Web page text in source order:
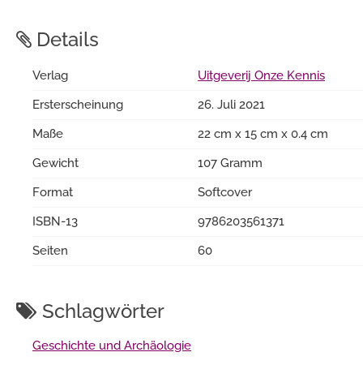
Details
Verlag
Uitgeverij Onze Kennis
Ersterscheinung
26. Juli 2021
Maße
22 cm x 15 cm x 0.4 cm
Gewicht
107 Gramm
Format
Softcover
ISBN-13
9786203561371
Seiten
60
Schlagwörter
Geschichte und Archäologie